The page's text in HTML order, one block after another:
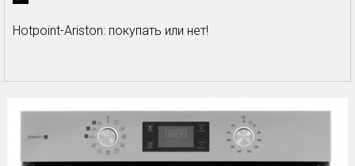
Hotpoint-Ariston: покупать или нет!